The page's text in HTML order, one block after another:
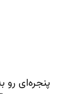
پنجره‌ای رو